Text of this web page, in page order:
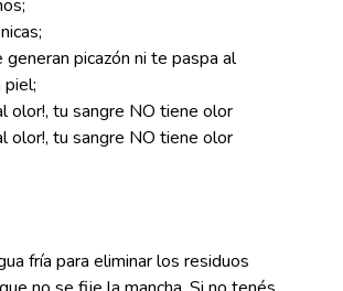
generan picazón ni te paspa al
olor!, tu sangre NO tiene olor
olor!, tu sangre NO tiene olor
fría para eliminar los residuos